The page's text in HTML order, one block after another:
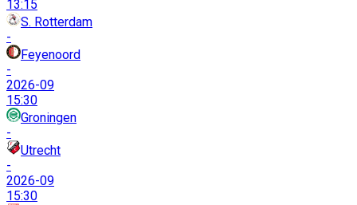
13:15
S. Rotterdam
-
Feyenoord
-
2026-09
15:30
Groningen
-
Utrecht
-
2026-09
15:30